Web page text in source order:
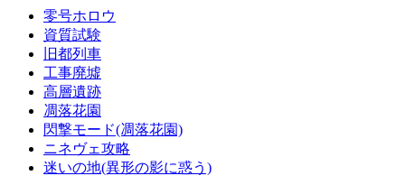
零号ホロウ
資質試験
旧都列車
工事廃墟
高層遺跡
凋落花園
閃撃モード(凋落花園)
ニネヴェ攻略
迷いの地(異形の影に惑う)